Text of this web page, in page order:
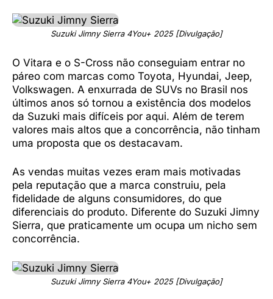
Suzuki Jimny Sierra 4You+ 2025 [Divulgação]
O Vitara e o S-Cross não conseguiam entrar no
páreo com marcas como Toyota, Hyundai, Jeep,
Volkswagen. A enxurrada de SUVs no Brasil nos
últimos anos só tornou a existência dos modelos
da Suzuki mais difíceis por aqui. Além de terem
valores mais altos que a concorrência, não tinham
uma proposta que os destacavam.
As vendas muitas vezes eram mais motivadas
pela reputação que a marca construiu, pela
fidelidade de alguns consumidores, do que
diferenciais do produto. Diferente do Suzuki Jimny
Sierra, que praticamente um ocupa um nicho sem
concorrência.
Suzuki Jimny Sierra 4You+ 2025 [Divulgação]